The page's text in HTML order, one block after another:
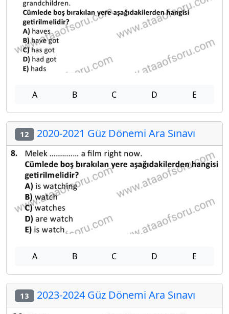
A B C D E
12 2020-2021 Güz Dönemi Ara Sınavı
A B C D E
13 2023-2024 Güz Dönemi Ara Sınavı